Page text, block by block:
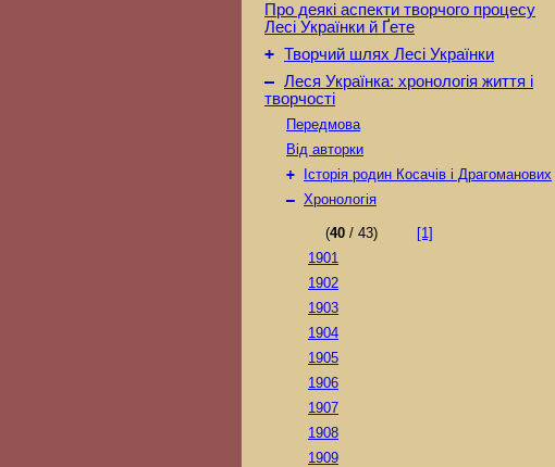
Про деякі аспекти творчого процесу
Лесі Українки й Ґете
+ Творчий шлях Лесі Українки
– Леся Українка: хронологія життя і
творчості
Передмова
Від авторки
+
Історія родин Косачів і Драгоманових
– Хронологія
(40 / 43)
[1]
1901
1902
1903
1904
1905
1906
1907
1908
1909